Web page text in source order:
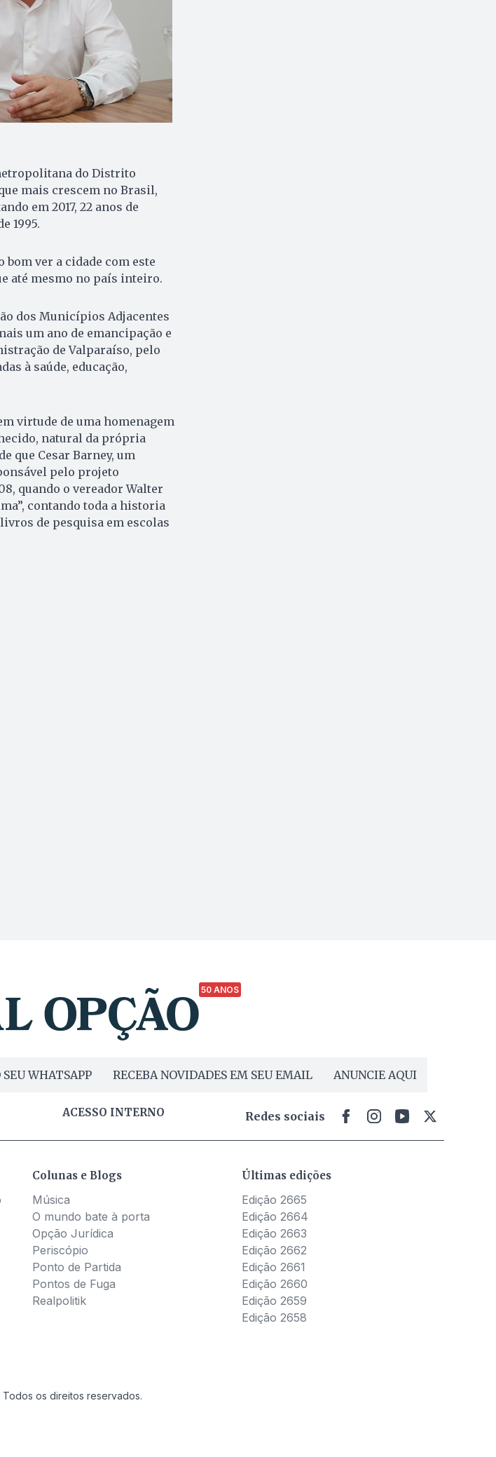
do Distrito
mais crescem no Brasil,
em 2017, 22 anos de
1995.
bom ver a cidade com este
até mesmo no país inteiro.
dos Municípios Adjacentes
um ano de emancipação e
de Valparaíso, pelo
à saúde, educação,
virtude de uma homenagem
natural da própria
que Cesar Barney, um
pelo projeto
quando o vereador Walter
contando toda a historia
de pesquisa em escolas
50 ANOS
WHATSAPP RECEBA NOVIDADES EM SEU EMAIL ANUNCIE AQUI
ACESSO INTERNO Redes sociais
Colunas e Blogs
Música
O mundo bate à porta
Opção Jurídica
Periscópio
Ponto de Partida
Pontos de Fuga
Realpolitik
Últimas edições
Edição 2665
Edição 2664
Edição 2663
Edição 2662
Edição 2661
Edição 2660
Edição 2659
Edição 2658
os direitos reservados.